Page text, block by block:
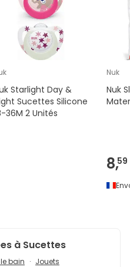
Starlight Day &
Sucettes Silicone
36M 2 Unités
Nuk
Nuk
8,
à Sucettes
bain Jouets